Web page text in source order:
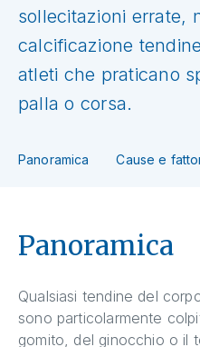
sollecitazioni errate,
calcificazione
atleti che praticano
palla o corsa.
Panoramica Cause e
Panoramica
Qualsiasi tendine del
sono particolarmente
gomito, del ginocchio o il